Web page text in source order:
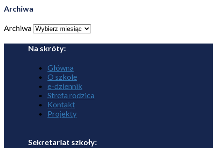
Archiwa
Archiwa
Na skróty:
Główna
O szkole
e-dziennik
Strefa rodzica
Kontakt
Projekty
Sekretariat szkoły: